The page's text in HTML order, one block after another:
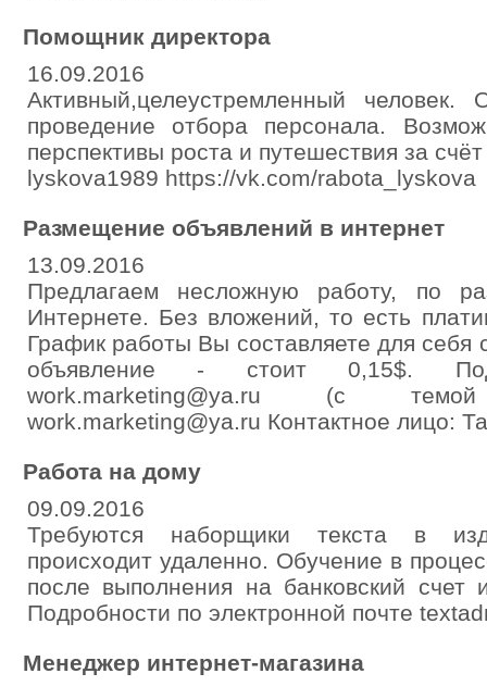
Помощник директора
16.09.2016
Активный,целеустремленный
проведение отбора персонала.
перспективы роста и путешествия за
lyskova1989 https://vk.com/rabota_lyskova
Размещение объявлений в интернет
13.09.2016
Предлагаем несложную работу, по
Интернете. Без вложений, то есть
График работы Вы составляете для
объявление - стоит 0,15$.
work.marketing@ya.ru (с
work.marketing@ya.ru Контактное лицо:
Работа на дому
09.09.2016
Требуются наборщики текста в
происходит удаленно. Обучение в
после выполнения на банковский счет
Подробности по электронной почте
Менеджер интернет-магазина